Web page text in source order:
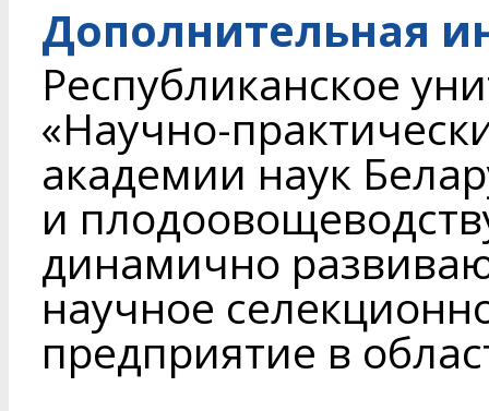
Дополнительная
Республиканское
«Научно-
академии наук
и
динамично
научное
предприятие в